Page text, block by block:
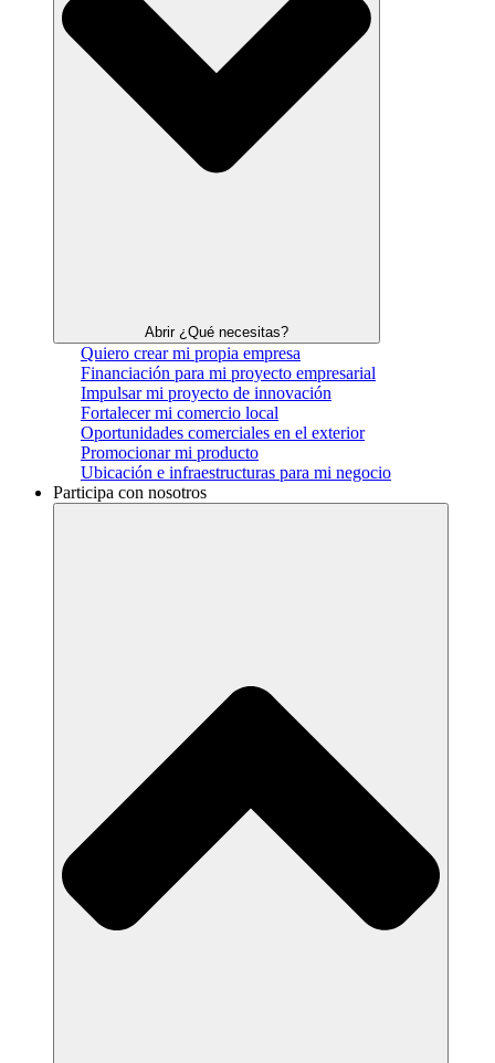
Abrir ¿Qué necesitas?
Quiero crear mi propia empresa
Financiación para mi proyecto empresarial
Impulsar mi proyecto de innovación
Fortalecer mi comercio local
Oportunidades comerciales en el exterior
Promocionar mi producto
Ubicación e infraestructuras para mi negocio
Participa con nosotros